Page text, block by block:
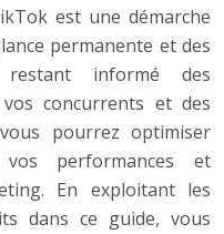
est une démarche
permanente et des
restant informé des
concurrents et des
pourrez optimiser
performances et
En exploitant les
dans ce guide, vous